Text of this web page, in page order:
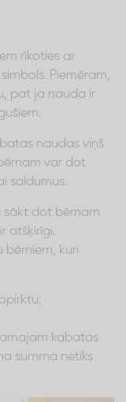
rīkoties ar
Piemēram,
pat ja nauda ir
naudas viņš
var dot
saldumus.
sākt dot bērnam
atšķirīgi.
bērniem, kuri
kabatas
summa netiks